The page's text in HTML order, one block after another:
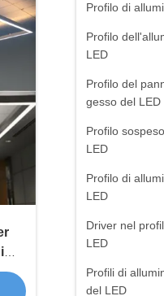
Profilo di
Profilo
LED
Profilo del
gesso del LED
Profilo
LED
Profilo di
LED
Driver nel
LED
Profili di
del LED